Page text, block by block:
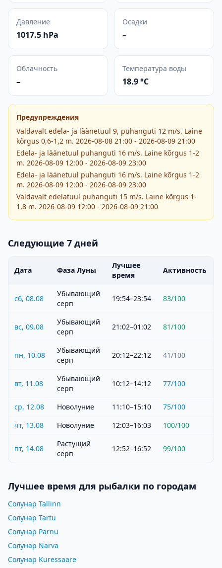
Давление
1017.5 hPa
Осадки
–
Облачность
–
Температура воды
18.9 °C
Предупреждения
Valdavalt edela- ja läänetuul 9, puhanguti 12 m/s. Laine
kõrgus 0,6-1,2 m. 2026-08-08 21:00 - 2026-08-09 21:00
Edela- ja läänetuul puhanguti 16 m/s. Laine kõrgus 1-2
m. 2026-08-09 12:00 - 2026-08-09 23:00
Edela- ja läänetuul puhanguti 16 m/s. Laine kõrgus 1-2
m. 2026-08-09 12:00 - 2026-08-09 23:00
Valdavalt edelatuul puhanguti 15 m/s. Laine kõrgus 1-
1,8 m. 2026-08-09 12:00 - 2026-08-09 21:00
Следующие 7 дней
Дата Фаза Луны
Лучшее
время
Активность
сб, 08.08
Убывающий
серп
19:54–23:54 83/100
вс, 09.08
Убывающий
серп
21:02–01:02 81/100
пн, 10.08
Убывающий
серп
20:12–22:12 41/100
вт, 11.08
Убывающий
серп
10:12–14:12 77/100
ср, 12.08 Новолуние 11:10–15:10 75/100
чт, 13.08
Новолуние 12:03–16:03 100/100
пт, 14.08
Растущий
серп
12:52–16:52 99/100
Лучшее время для рыбалки по городам
Солунар Tallinn
Солунар Tartu
Солунар Pärnu
Солунар Narva
Солунар Kuressaare